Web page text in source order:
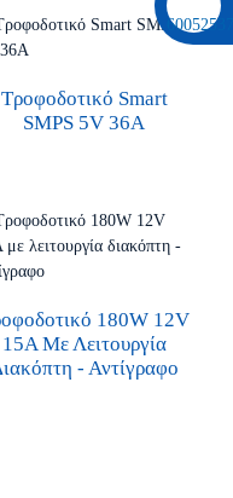
Τροφοδοτικό Smart
SMPS 5V 36A
180W 12V
15A Με Λειτουργία
- Αντίγραφο